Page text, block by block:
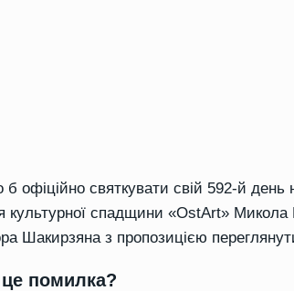
б офіційно святкувати свій 592-й
культурної спадщини «OstArt»
Шакирзяна з пропозицією
помилка?